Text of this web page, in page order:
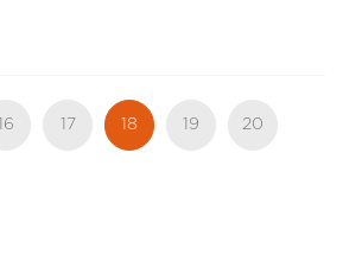
Page
16 Page
17
Page
actuelle
18 Page
19 Page
20